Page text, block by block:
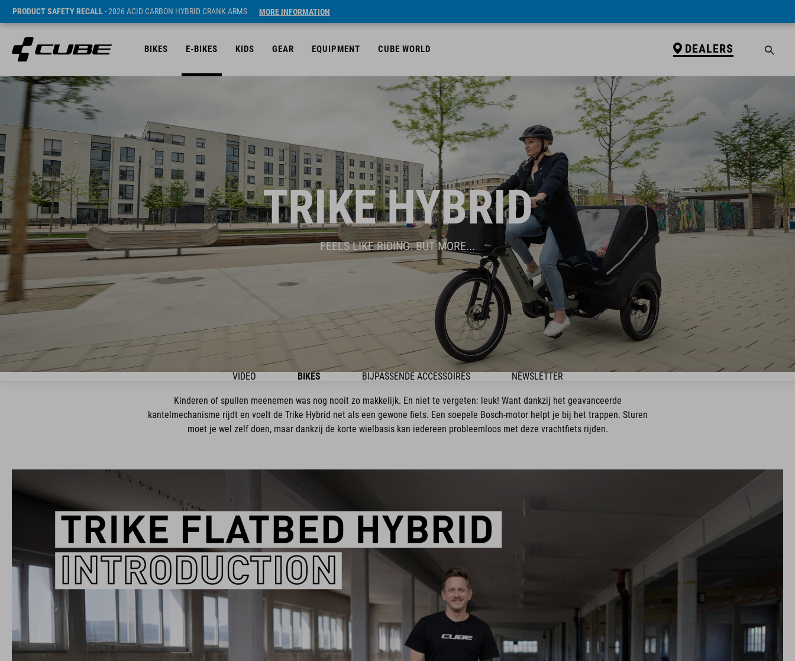
PRODUCT SAFETY RECALL- 2026 ACID CARBON HYBRID CRANK ARMS MORE INFORMATION
BIKES E-BIKES KIDS GEAR EQUIPMENT CUBE WORLD DEALERS
TRIKE HYBRID
FEELS LIKE RIDING. BUT MORE...
VIDEO BIKES BIJPASSENDE ACCESSOIRES NEWSLETTER
Kinderen of spullen meenemen was nog nooit zo makkelijk. En niet te vergeten: leuk! Want dankzij het geavanceerde
kantelmechanisme rijdt en voelt de Trike Hybrid net als een gewone fiets. Een soepele Bosch-motor helpt je bij het trappen. Sturen
moet je wel zelf doen, maar dankzij de korte wielbasis kan iedereen probleemloos met deze vrachtfiets rijden.